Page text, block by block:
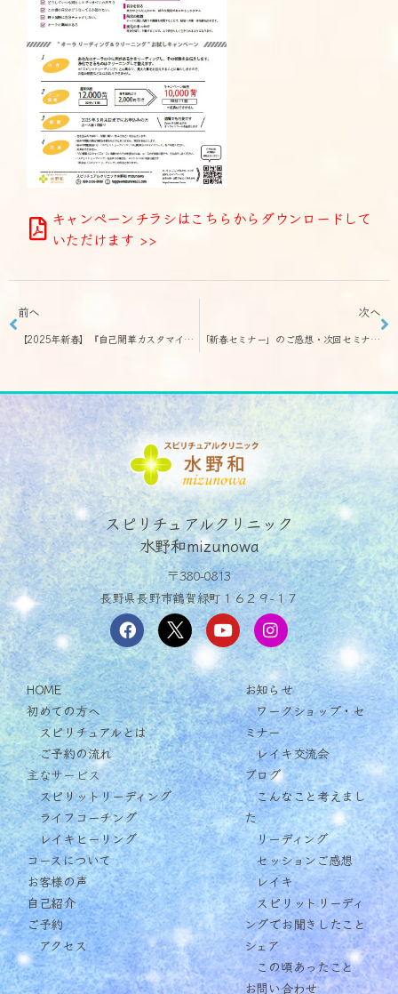
キャンペーンチラシはこちらからダウンロードして
いただけます >>
前へ
【2025年新春】『自己開華カスタマイズコース』 お試し３回コースが半額キャンペーン！！
次へ
「新春セミナー」のご感想・次回セミナーのお知らせ
スピリチュアルクリニック
水野和mizunowa
〒380-0813
長野県長野市鶴賀緑町１６２９−１７
HOME
初めての方へ
スピリチュアルとは
ご予約の流れ
主なサービス
スピリットリーディング
ライフコーチング
レイキヒーリング
コースについて
お客様の声
自己紹介
ご予約
アクセス
お知らせ
ワークショップ・セ
ミナー
レイキ交流会
ブログ
こんなこと考えまし
た
リーディング
セッションご感想
レイキ
スピリットリーディ
ングでお聞きしたこと
シェア
この頃あったこと
お問い合わせ